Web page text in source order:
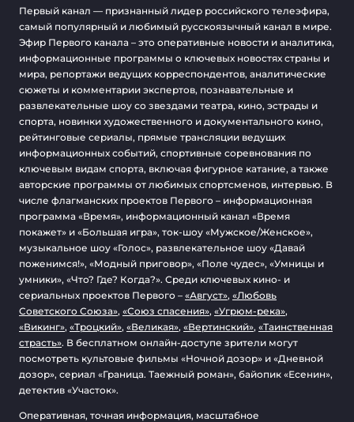
Первый канал — признанный лидер российского телеэфира,
самый популярный и любимый русскоязычный канал в мире.
Эфир Первого канала – это оперативные новости и аналитика,
информационные программы о ключевых новостях страны и
мира, репортажи ведущих корреспондентов, аналитические
сюжеты и комментарии экспертов, познавательные и
развлекательные шоу со звездами театра, кино, эстрады и
спорта, новинки художественного и документального кино,
рейтинговые сериалы, прямые трансляции ведущих
информационных событий, спортивные соревнования по
ключевым видам спорта, включая фигурное катание, а также
авторские программы от любимых спортсменов, интервью. В
числе флагманских проектов Первого – информационная
программа «Время», информационный канал «Время
покажет» и «Большая игра», ток-шоу «Мужское/Женское»,
музыкальное шоу «Голос», развлекательное шоу «Давай
поженимся!», «Модный приговор», «Поле чудес», «Умницы и
умники», «Что? Где? Когда?». Среди ключевых кино- и
сериальных проектов Первого – «Август», «Любовь
Советского Союза», «Союз спасения», «Угрюм-река»,
«Викинг», «Троцкий», «Великая», «Вертинский», «Таинственная
страсть». В бесплатном онлайн-доступе зрители могут
посмотреть культовые фильмы «Ночной дозор» и «Дневной
дозор», сериал «Граница. Таежный роман», байопик «Есенин»,
детектив «Участок».
Оперативная, точная информация, масштабное